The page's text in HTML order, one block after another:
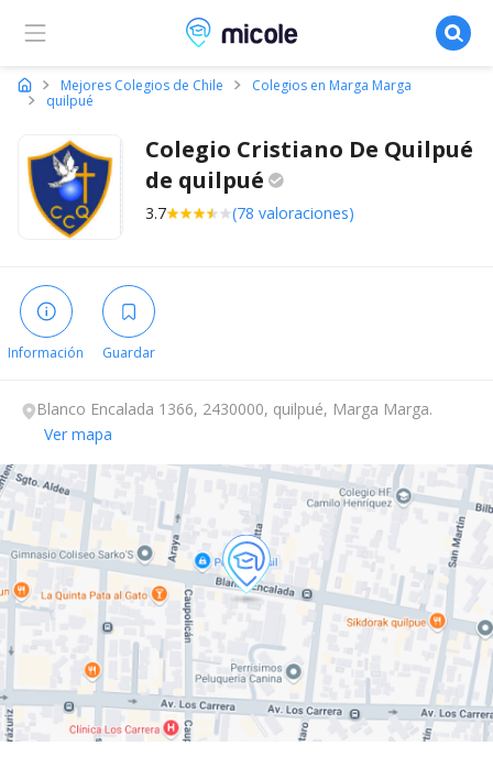
Micole, buscador de colegios
Mejores Colegios de Chile
Colegios en Marga Marga
quilpué
Colegio Cristiano De Quilpué
de quilpué
3.7 (78 valoraciones)
Información Guardar
Blanco Encalada 1366, 2430000, quilpué, Marga Marga.
Ver mapa